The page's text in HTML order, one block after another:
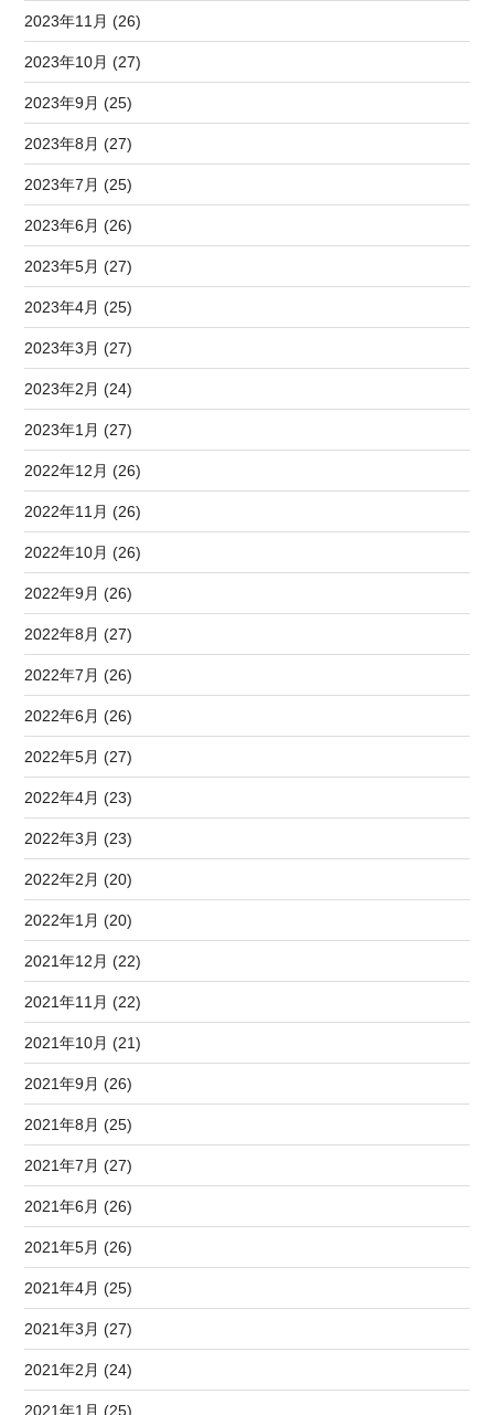
2023年11月 (26)
2023年10月 (27)
2023年9月 (25)
2023年8月 (27)
2023年7月 (25)
2023年6月 (26)
2023年5月 (27)
2023年4月 (25)
2023年3月 (27)
2023年2月 (24)
2023年1月 (27)
2022年12月 (26)
2022年11月 (26)
2022年10月 (26)
2022年9月 (26)
2022年8月 (27)
2022年7月 (26)
2022年6月 (26)
2022年5月 (27)
2022年4月 (23)
2022年3月 (23)
2022年2月 (20)
2022年1月 (20)
2021年12月 (22)
2021年11月 (22)
2021年10月 (21)
2021年9月 (26)
2021年8月 (25)
2021年7月 (27)
2021年6月 (26)
2021年5月 (26)
2021年4月 (25)
2021年3月 (27)
2021年2月 (24)
2021年1月 (25)